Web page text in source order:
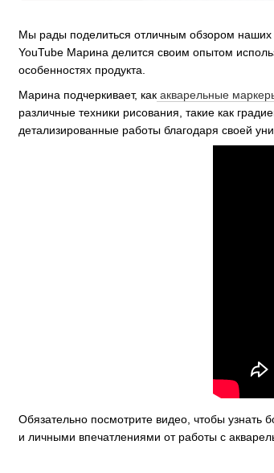
Мы рады поделиться отличным обзором
YouTube Марина делится своим опытом
особенностях продукта.
Марина подчеркивает, как акварельные
различные техники рисования, такие как
детализированные работы благодаря своей
Обязательно посмотрите видео, чтобы узнать
и личными впечатлениями от работы с